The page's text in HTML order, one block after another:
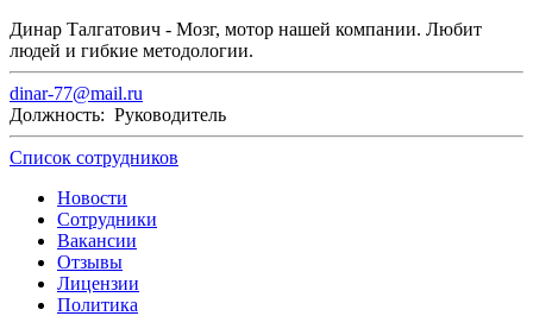
Динар Талгатович - Мозг, мотор нашей компании. Любит
людей и гибкие методологии.
dinar-77@mail.ru
Должность: Руководитель
Список сотрудников
Новости
Сотрудники
Вакансии
Отзывы
Лицензии
Политика